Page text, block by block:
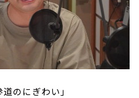
道のにぎわい」